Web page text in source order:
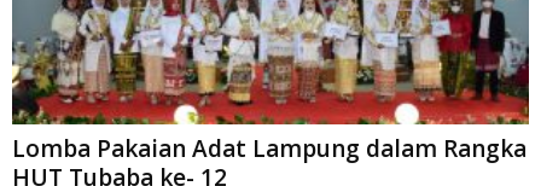
Lomba Pakaian Adat Lampung dalam Rangka
HUT Tubaba ke- 12